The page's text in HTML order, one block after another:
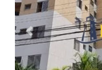
Previous